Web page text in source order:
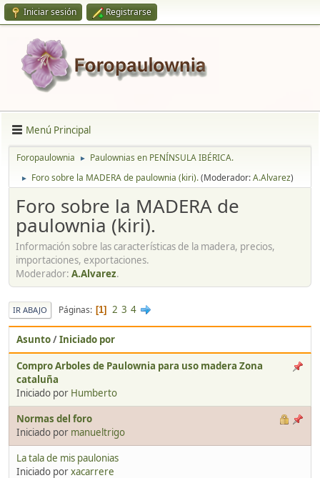
Iniciar sesión Registrarse
Menú Principal
Foropaulownia ► Paulownias en PENÍNSULA IBÉRICA.
► Foro sobre la MADERA de paulownia (kiri).(Moderador:A.Alvarez)
Foro sobre la MADERA de
paulownia (kiri).
Información sobre las características de la madera, precios,
importaciones, exportaciones.
Moderador: A.Alvarez.
IR ABAJO Páginas 1 2 3 4
Asunto/Iniciado por
Compro Arboles de Paulownia para uso madera Zona
cataluña
Iniciado por Humberto
Normas del foro
Iniciado por manueltrigo
La tala de mis paulonias
Iniciado porxacarrere